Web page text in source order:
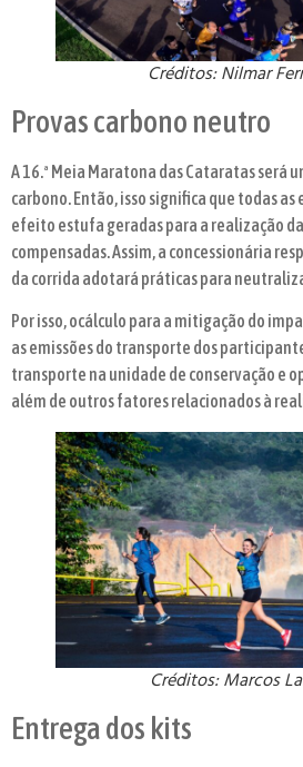
Créditos: Nilmar
Provas carbono neutro
A 16.ª Meia Maratona das Cataratas será
carbono. Então, isso significa que todas as
efeito estufa geradas para a realização
compensadas. Assim, a concessionária
da corrida adotará práticas para
Por isso, ocálculo para a mitigação do
as emissões do transporte dos
transporte na unidade de conservação e
além de outros fatores relacionados à
Créditos: Marcos
Entrega dos kits